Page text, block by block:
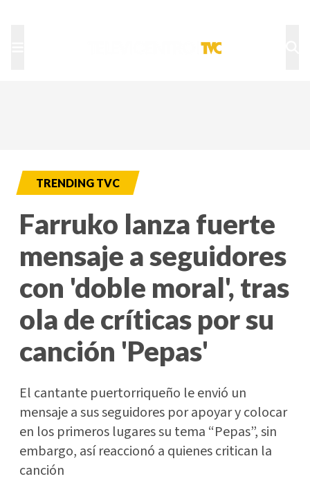
TRENDING TVC
Farruko lanza fuerte
mensaje a seguidores
con 'doble moral', tras
ola de críticas por su
canción 'Pepas'
El cantante puertorriqueño le envió un
mensaje a sus seguidores por apoyar y colocar
en los primeros lugares su tema “Pepas”, sin
embargo, así reaccionó a quienes critican la
canción